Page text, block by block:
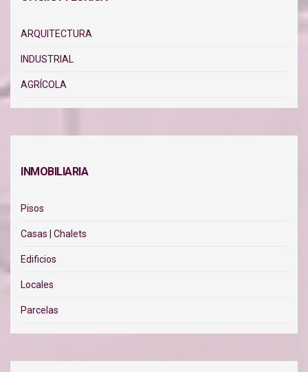
ARQUITECTURA
INDUSTRIAL
AGRÍCOLA
INMOBILIARIA
Pisos
Casas | Chalets
Edificios
Locales
Parcelas